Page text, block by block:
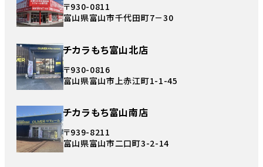
〒930-0811
富山県富山市千代田町7－30
チカラもち富山北店
〒930-0816
富山県富山市上赤江町1-1-45
チカラもち富山南店
〒939-8211
富山県富山市二口町3-2-14